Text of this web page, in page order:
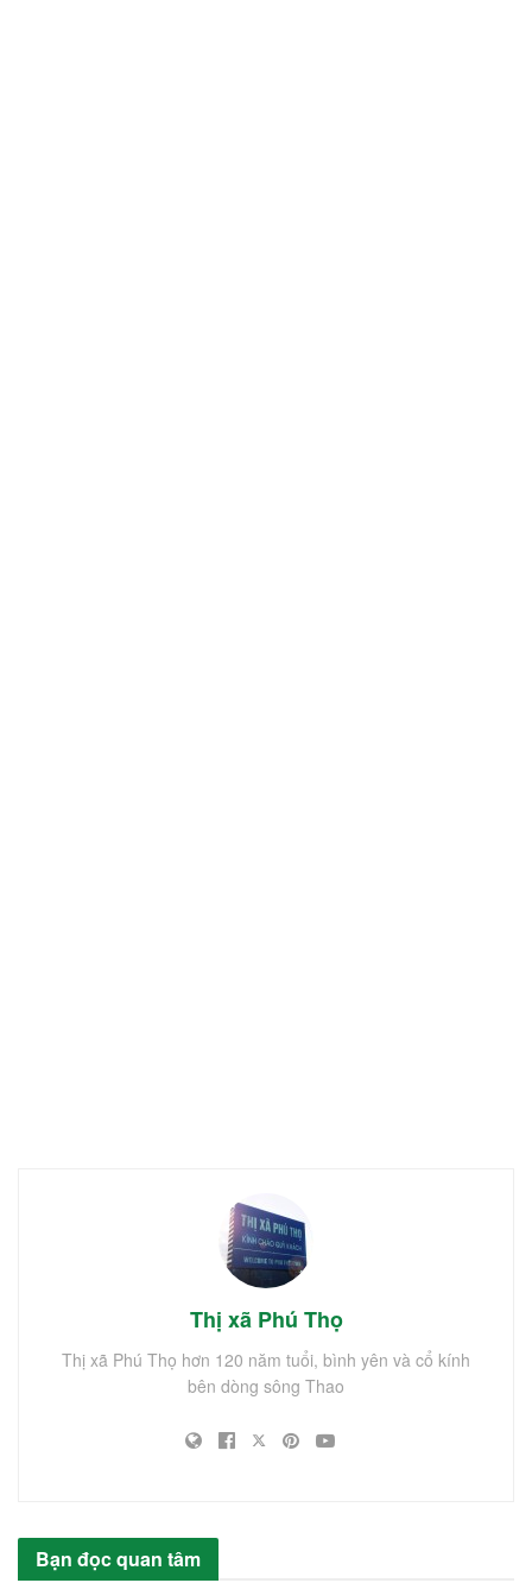
Thị xã Phú Thọ
Thị xã Phú Thọ hơn 120 năm tuổi, bình yên và cổ kính
bên dòng sông Thao
Bạn đọc quan tâm